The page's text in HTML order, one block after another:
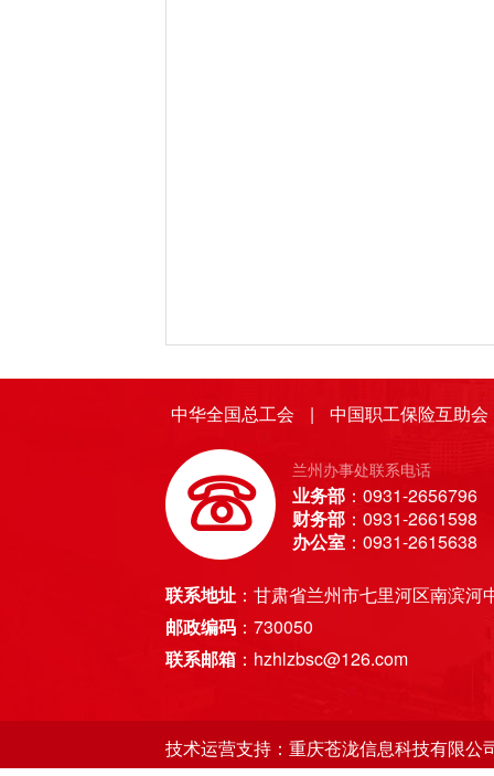
中华全国总工会 | 中国职工保险互助会
兰州办事处联系电话
业务部 ：0931-2656796
财务部 ：0931-2661598
办公室 ：0931-2615638
联系地址 ：甘肃省兰州市七里河区南滨河
邮政编码 ：730050
联系邮箱 ：hzhlzbsc@126.com
技术运营支持：重庆苍泷信息科技有限公